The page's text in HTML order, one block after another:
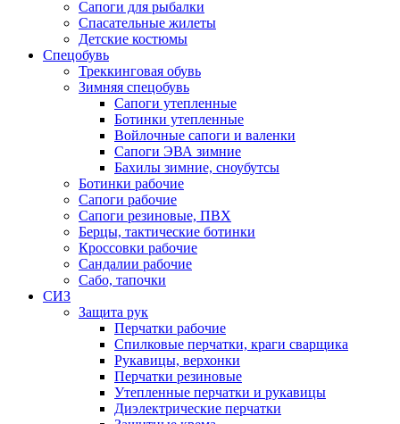
Сапоги для рыбалки
Спасательные жилеты
Детские костюмы
Спецобувь
Треккинговая обувь
Зимняя спецобувь
Сапоги утепленные
Ботинки утепленные
Войлочные сапоги и валенки
Сапоги ЭВА зимние
Бахилы зимние, сноубутсы
Ботинки рабочие
Сапоги рабочие
Сапоги резиновые, ПВХ
Берцы, тактические ботинки
Кроссовки рабочие
Сандалии рабочие
Сабо, тапочки
СИЗ
Защита рук
Перчатки рабочие
Спилковые перчатки, краги сварщика
Рукавицы, верхонки
Перчатки резиновые
Утепленные перчатки и рукавицы
Диэлектрические перчатки